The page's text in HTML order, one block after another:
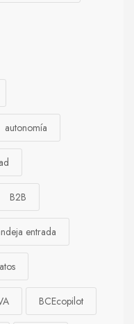
autonomía
B2B
entrada
BCEcopilot